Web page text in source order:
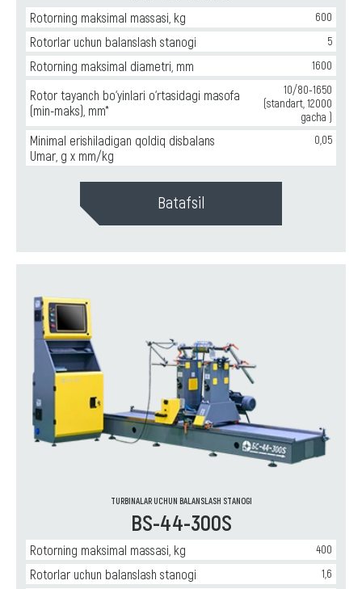
Rotorning maksimal massasi, kg 600
Rotorlar uchun balanslash stanogi 5
Rotorning maksimal diametri, mm 1600
Rotor tayanch bo‘yinlari o‘rtasidagi masofa
(min-maks), mm*
10/80-1650
(standart, 12000
gacha )
Minimal erishiladigan qoldiq disbalans
Umar, g x mm/kg
0,05
Batafsil
TURBINALAR UCHUN BALANSLASH STANOGI
BS-44-300S
Rotorning maksimal massasi, kg 400
Rotorlar uchun balanslash stanogi 1,6